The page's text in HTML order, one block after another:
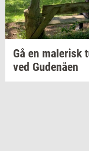
Gå en ma­le­risk
ved Gu­denå­en